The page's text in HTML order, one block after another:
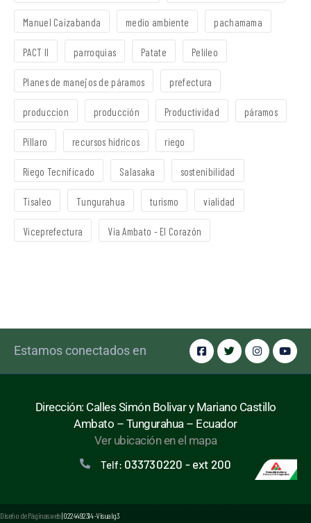
Manuel Caizabanda medio ambiente pachamama
PACT II parroquias Patate Pelileo
Planes de manejos de páramos prefectura
produccion producción Productividad páramos
Píllaro recursos hídricos riego
Riego Tecnificado Salasaka sostenibilidad
Tisaleo Tungurahua turismo vialidad
Viceprefectura Vía Ambato - El Corazón
Estamos conectados en
Dirección: Calles Simón Bolivar y Mariano Castillo
Ambato – Tungurahua – Ecuador
Ver ubicación en el mapa
Telf: 033730220 - ext 200
Diseño de Páginas web| 0224492314 -Visualg3